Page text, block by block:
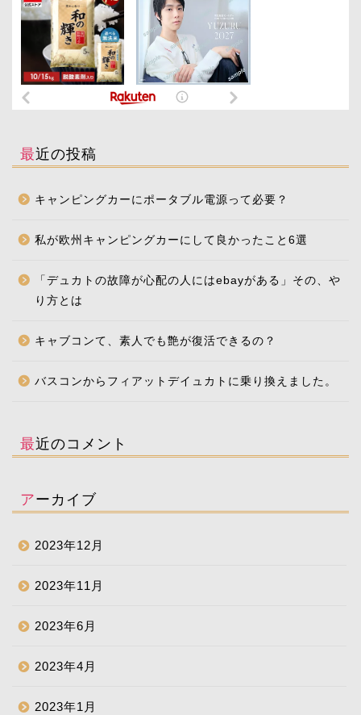
最近の投稿
キャンピングカーにポータブル電源って必要？
私が欧州キャンピングカーにして良かったこと6選
「デュカトの故障が心配の人にはebayがある」その、や
り方とは
キャブコンて、素人でも艶が復活できるの？
バスコンからフィアットデイュカトに乗り換えました。
最近のコメント
アーカイブ
2023年12月
2023年11月
2023年6月
2023年4月
2023年1月